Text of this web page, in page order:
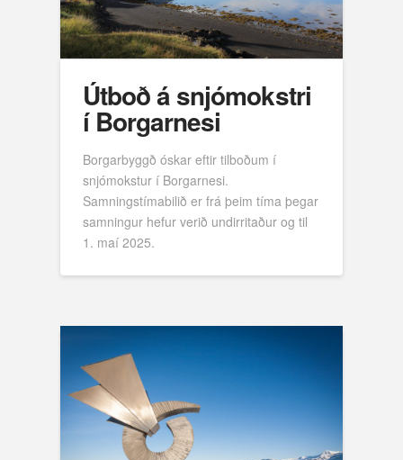
Útboð á snjómokstri
í Borgarnesi
Borgarbyggð óskar eftir tilboðum í
snjómokstur í Borgarnesi.
Samningstímabilið er frá þeim tíma þegar
samningur hefur verið undirritaður og til
1. maí 2025.